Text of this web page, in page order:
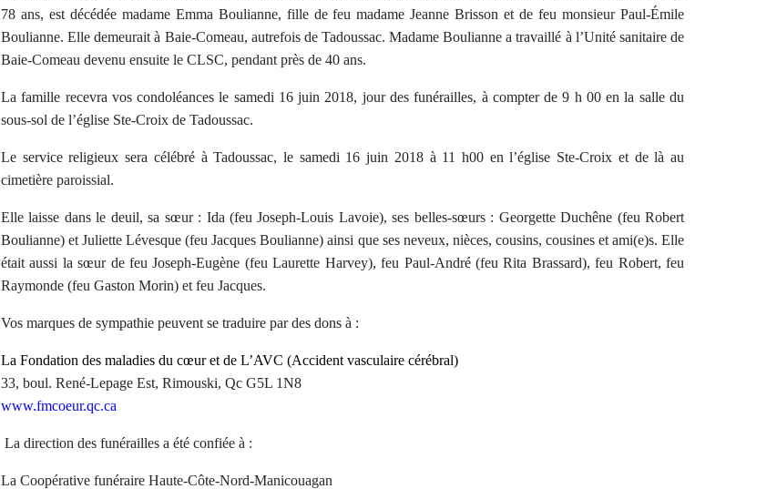
78 ans, est décédée madame Emma Boulianne, fille de feu madame Jeanne Brisson et de feu monsieur Paul-Émile
Boulianne. Elle demeurait à Baie-Comeau, autrefois de Tadoussac. Madame Boulianne a travaillé à l’Unité sanitaire de
Baie-Comeau devenu ensuite le CLSC, pendant près de 40 ans.
La famille recevra vos condoléances le samedi 16 juin 2018, jour des funérailles, à compter de 9 h 00 en la salle du
sous-sol de l’église Ste-Croix de Tadoussac.
Le service religieux sera célébré à Tadoussac, le samedi 16 juin 2018 à 11 h00 en l’église Ste-Croix et de là au
cimetière paroissial.
Elle laisse dans le deuil, sa sœur : Ida (feu Joseph-Louis Lavoie), ses belles-sœurs : Georgette Duchêne (feu Robert
Boulianne) et Juliette Lévesque (feu Jacques Boulianne) ainsi que ses neveux, nièces, cousins, cousines et ami(e)s. Elle
était aussi la sœur de feu Joseph-Eugène (feu Laurette Harvey), feu Paul-André (feu Rita Brassard), feu Robert, feu
Raymonde (feu Gaston Morin) et feu Jacques.
Vos marques de sympathie peuvent se traduire par des dons à :
La Fondation des maladies du cœur et de L’AVC (Accident vasculaire cérébral)
33, boul. René-Lepage Est, Rimouski, Qc G5L 1N8
www.fmcoeur.qc.ca
La direction des funérailles a été confiée à :
La Coopérative funéraire Haute-Côte-Nord-Manicouagan